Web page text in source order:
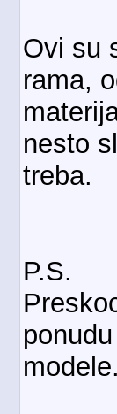
Ovi su
rama,
nesto
treba.
P.S.
modele.